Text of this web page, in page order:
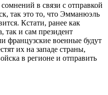
в связи с отправкой
так это то, что Эмманюэль
Кстати, ранее как
так и сам президент
французские военные будут
их на западе страны,
в регионе и отправить